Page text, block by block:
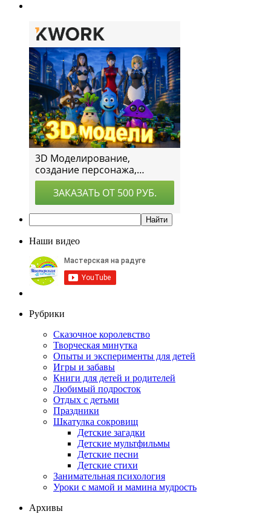
Наши видео
Рубрики
Сказочное королевство
Творческая минутка
Опыты и эксперименты для детей
Игры и забавы
Книги для детей и родителей
Любимый подросток
Отдых с детьми
Праздники
Шкатулка сокровищ
Детские загадки
Детские мультфильмы
Детские песни
Детские стихи
Занимательная психология
Уроки с мамой и мамина мудрость
Архивы